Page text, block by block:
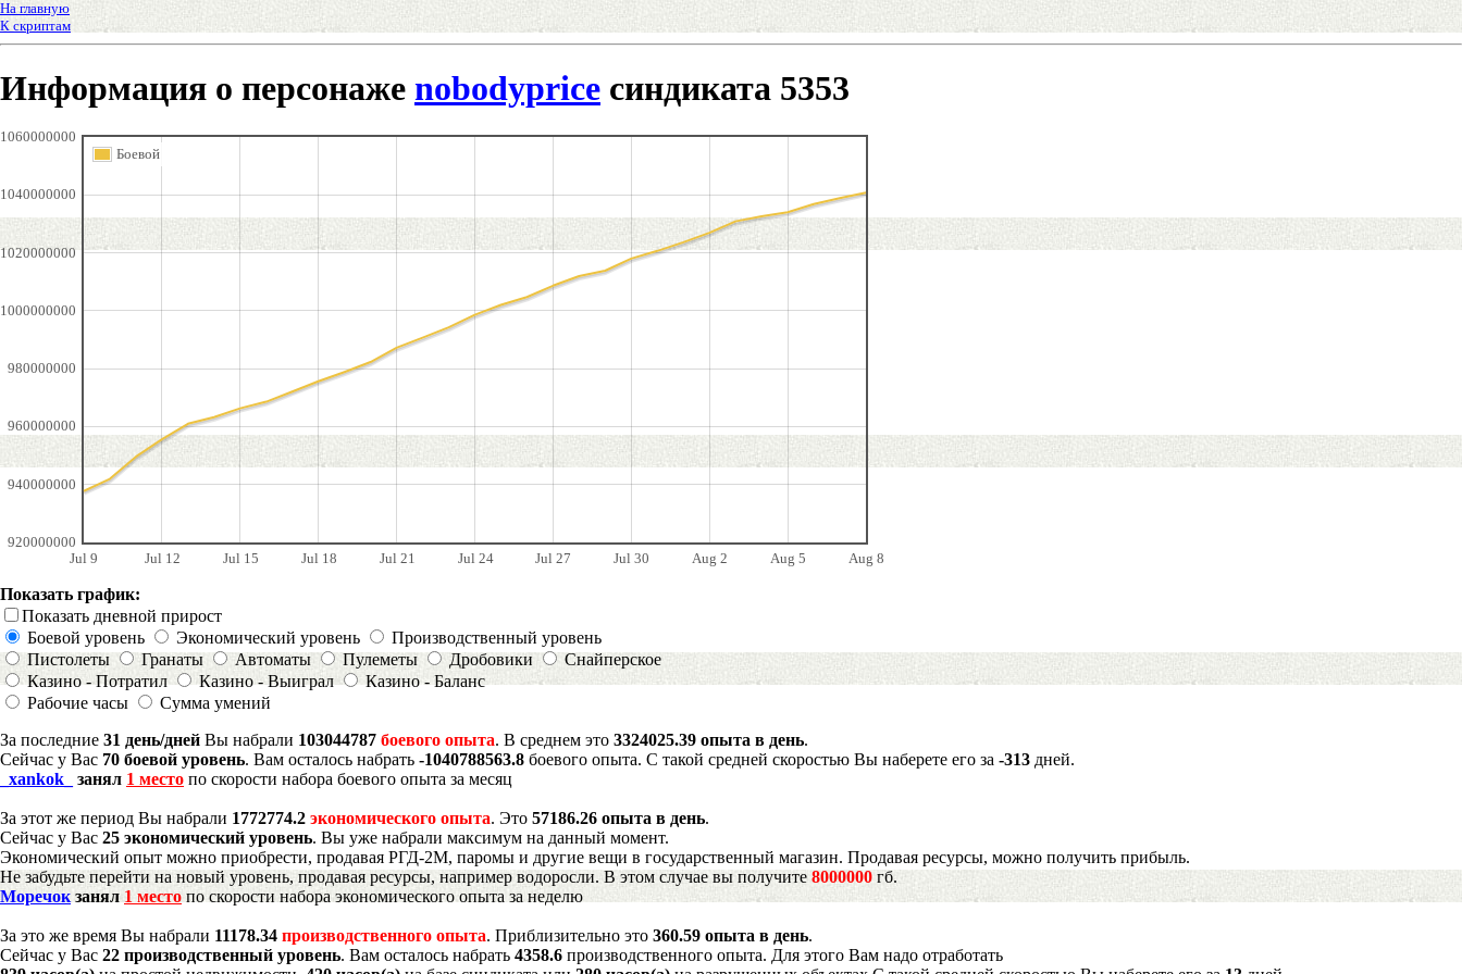
На главную
К скриптам
Информация о персонаже nobodyprice синдиката 5353
Jul 9 Jul 12 Jul 15 Jul 18 Jul 21 Jul 24 Jul 27 Jul 30 Aug 2 Aug 5 Aug 8
920000000
940000000
960000000
980000000
1000000000
1020000000
1040000000
1060000000
Боевой
Показать график:
Показать дневной прирост
Боевой уровень
Экономический уровень
Производственный уровень
Пистолеты
Гранаты Автоматы Пулеметы Дробовики
Снайперское
Казино - Потратил
Казино - Выиграл
Казино - Баланс
Рабочие часы
Сумма умений
За последние 31 день/дней Вы набрали 103044787 боевого опыта. В среднем это 3324025.39 опыта в день.
Сейчас у Вас 70 боевой уровень. Вам осталось набрать -1040788563.8 боевого опыта. С такой средней скоростью Вы наберете его за -313 дней.
_xankok_
занял 1 место по скорости набора боевого опыта за месяц
За этот же период Вы набрали 1772774.2 экономического опыта. Это 57186.26 опыта в день.
Сейчас у Вас 25 экономический уровень. Вы уже набрали максимум на данный момент.
Экономический опыт можно приобрести, продавая РГД-2М, паромы и другие вещи в государственный магазин. Продавая ресурсы, можно получить прибыль.
Не забудьте перейти на новый уровень, продавая ресурсы, например водоросли. В этом случае вы получите 8000000 гб.
Моречок занял 1 место по скорости набора экономического опыта за неделю
За это же время Вы набрали 11178.34 производственного опыта. Приблизительно это 360.59 опыта в день.
Сейчас у Вас 22 производственный уровень. Вам осталось набрать 4358.6 производственного опыта. Для этого Вам надо отработать